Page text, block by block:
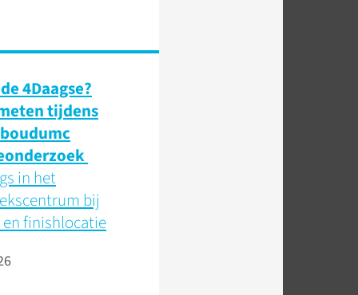
4Daagse?
tijdens
in het
bij
finishlocatie